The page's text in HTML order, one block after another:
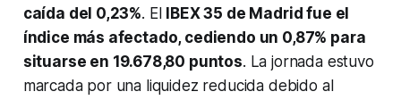
caída del 0,23%. El
IBEX 35 de Madrid fue el
índice más afectado, cediendo un 0,87% para
situarse en 19.678,80 puntos. La jornada estuvo
marcada por una liquidez reducida debido al